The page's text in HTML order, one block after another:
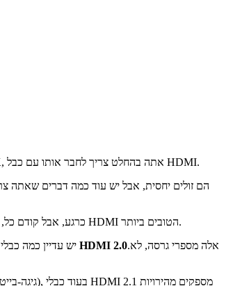
אם אתה מחבר קונסולה או קופסת טלוויזיה לטלוויזיה שלך, תצטרך כבל HDMI.אותו הדבר חל על המחשב והצג שלך, ואולי המצלמה הדיגיטלית שלך.אם יש לך מכשיר 4K, אתה בהחלט צריך לחבר אותו עם כבל HDMI.
כרגע, אבל קודם כל, הנה כמה דברים חשובים שאתה צריך לדעת לפני שאתה קונה.אתה יכול גם לבדוק את המבחר שלנו של כבלי סיבי HDMI הטובים ביותר.
שני סוגי הכבלים העיקריים שתראה זמינים מסחרית הם HDMI 2.0 ו-HDMI 2.1.יש עדיין כמה כבלי 1.4 ישנים יותר בחוץ, אבל ההבדל במחיר קטן מאוד ולא כדאי לבחור בכבלים שאינם כבל HDMI 2.0.אלה מספרי גרסה, לא